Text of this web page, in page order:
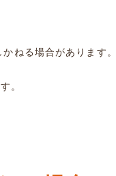
ねる場合があります
。